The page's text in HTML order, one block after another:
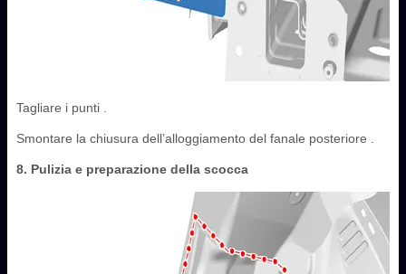
Tagliare i punti .
Smontare la chiusura dell’alloggiamento del fanale posteriore .
8. Pulizia e preparazione della scocca